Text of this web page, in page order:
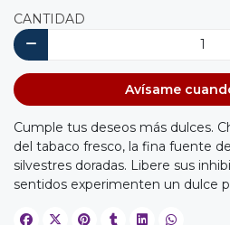
CANTIDAD
Avísame
Cumple tus deseos más dulces.
del tabaco fresco, la fina fuente
silvestres doradas. Libere sus
sentidos experimenten un dulce